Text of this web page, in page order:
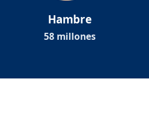
Hambre
58 millones